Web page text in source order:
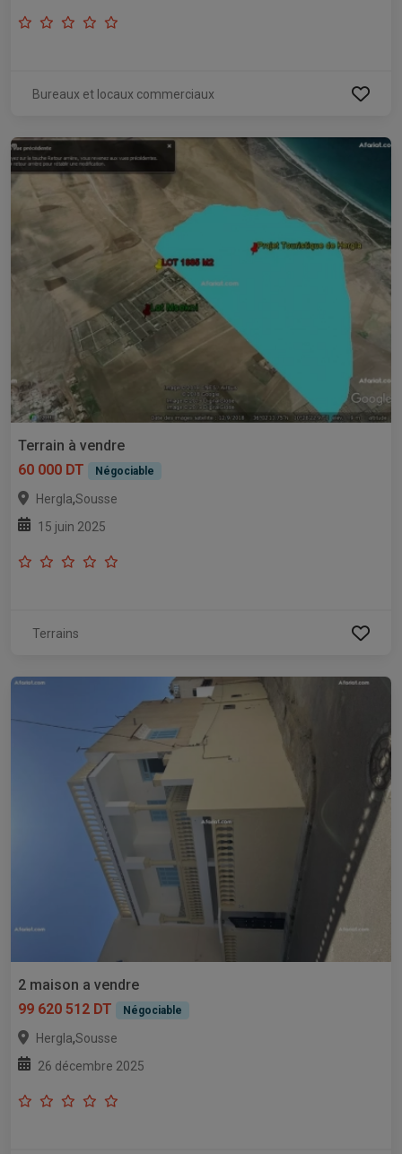
Bureaux et locaux commerciaux
Terrain à vendre
60 000 DT
Négociable
Hergla,Sousse
15 juin 2025
Terrains
2 maison a vendre
99 620 512 DT
Négociable
Hergla,Sousse
26 décembre 2025